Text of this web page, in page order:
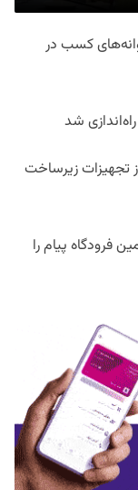
کسب در
شد
تجهیزات زیرساخت
حکم تملک ۵۰ درصد زمین فرودگاه پیام را